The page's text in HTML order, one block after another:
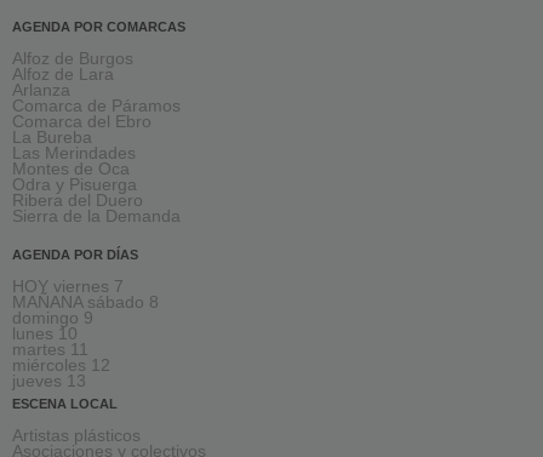
AGENDA POR COMARCAS
Alfoz de Burgos
Alfoz de Lara
Arlanza
Comarca de Páramos
Comarca del Ebro
La Bureba
Las Merindades
Montes de Oca
Odra y Pisuerga
Ribera del Duero
Sierra de la Demanda
AGENDA POR DÍAS
HOY viernes 7
MAÑANA sábado 8
domingo 9
lunes 10
martes 11
miércoles 12
jueves 13
ESCENA LOCAL
Artistas plásticos
Asociaciones y colectivos